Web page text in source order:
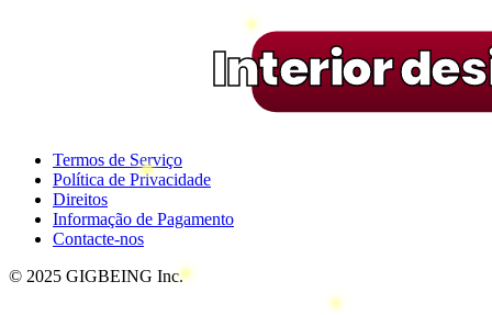
Interior
Termos de Serviço
Política de Privacidade
Direitos
Informação de Pagamento
Contacte-nos
© 2025 GIGBEING Inc.